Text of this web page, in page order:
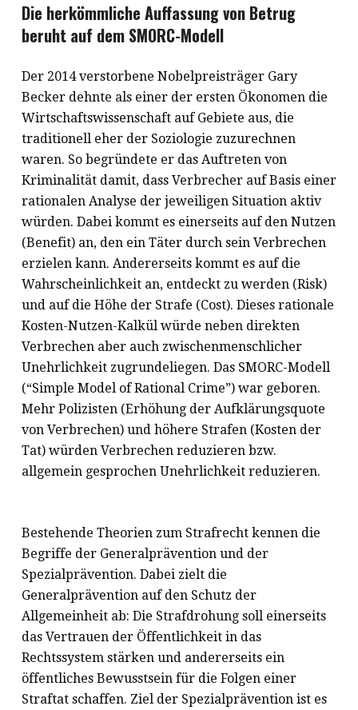
Die herkömmliche Auffassung von Betrug
beruht auf dem SMORC-Modell
Der 2014 verstorbene Nobelpreisträger Gary
Becker dehnte als einer der ersten Ökonomen die
Wirtschaftswissenschaft auf Gebiete aus, die
traditionell eher der Soziologie zuzurechnen
waren. So begründete er das Auftreten von
Kriminalität damit, dass Verbrecher auf Basis einer
rationalen Analyse der jeweiligen Situation aktiv
würden. Dabei kommt es einerseits auf den Nutzen
(Benefit) an, den ein Täter durch sein Verbrechen
erzielen kann. Andererseits kommt es auf die
Wahrscheinlichkeit an, entdeckt zu werden (Risk)
und auf die Höhe der Strafe (Cost). Dieses rationale
Kosten-Nutzen-Kalkül würde neben direkten
Verbrechen aber auch zwischenmenschlicher
Unehrlichkeit zugrundeliegen. Das SMORC-Modell
(“Simple Model of Rational Crime”) war geboren.
Mehr Polizisten (Erhöhung der Aufklärungsquote
von Verbrechen) und höhere Strafen (Kosten der
Tat) würden Verbrechen reduzieren bzw.
allgemein gesprochen Unehrlichkeit reduzieren.
Bestehende Theorien zum Strafrecht kennen die
Begriffe der Generalprävention und der
Spezialprävention. Dabei zielt die
Generalprävention auf den Schutz der
Allgemeinheit ab: Die Strafdrohung soll einerseits
das Vertrauen der Öffentlichkeit in das
Rechtssystem stärken und andererseits ein
öffentliches Bewusstsein für die Folgen einer
Straftat schaffen. Ziel der Spezialprävention ist es